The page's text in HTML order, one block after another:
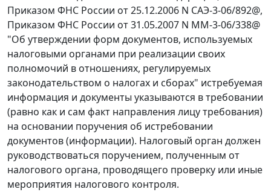
Приказом ФНС России от 25.12.2006 N САЭ-3-06/892@,
Приказом ФНС России от 31.05.2007 N ММ-3-06/338@
"Об утверждении форм документов, используемых
налоговыми органами при реализации своих
полномочий в отношениях, регулируемых
законодательством о налогах и сборах" истребуемая
информация и документы указываются в требовании
(равно как и сам факт направления лицу требования)
на основании поручения об истребовании
документов (информации). Налоговый орган должен
руководствоваться поручением, полученным от
налогового органа, проводящего проверку или иные
мероприятия налогового контроля.